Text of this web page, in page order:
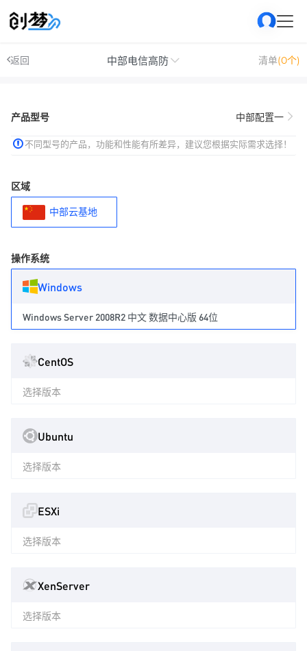
返回 中部电信高防 清单(0个)
产品型号 中部配置一
不同型号的产品，功能和性能有所差异，建议您根据实际需求选择！
区域
中部云基地
操作系统
Windows
Windows Server 2008R2 中文 数据中心版 64位
CentOS
选择版本
Ubuntu
选择版本
ESXi
选择版本
XenServer
选择版本